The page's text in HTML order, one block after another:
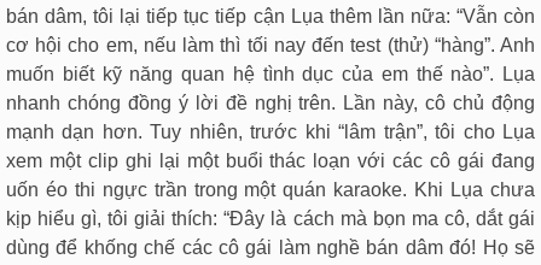
bán dâm, tôi lại tiếp tục tiếp cận Lụa thêm lần nữa: “Vẫn còn
cơ hội cho em, nếu làm thì tối nay đến test (thử) “hàng”. Anh
muốn biết kỹ năng quan hệ tình dục của em thế nào”. Lụa
nhanh chóng đồng ý lời đề nghị trên. Lần này, cô chủ động
mạnh dạn hơn. Tuy nhiên, trước khi “lâm trận”, tôi cho Lụa
xem một clip ghi lại một buổi thác loạn với các cô gái đang
uốn éo thi ngực trần trong một quán karaoke. Khi Lụa chưa
kịp hiểu gì, tôi giải thích: “Đây là cách mà bọn ma cô, dắt gái
dùng để khống chế các cô gái làm nghề bán dâm đó! Họ sẽ